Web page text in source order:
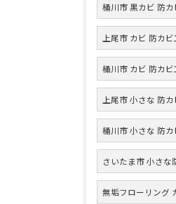
桶川市 黒カビ 防カ
上尾市 カビ 防カ
桶川市 カビ 防カビ
上尾市 小さな 防
桶川市 小さな 防カ
さいたま市 小さな
無垢フローリング